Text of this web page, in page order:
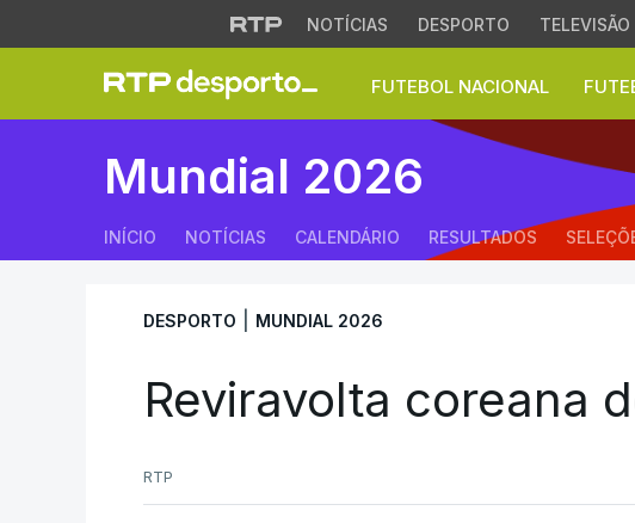
NOTÍCIAS DESPORTO TELEVISÃO
FUTEBOL NACIONAL
Reviravolta coreana
Mundial 2026
INÍCIO NOTÍCIAS CALENDÁRIO RESULTADOS
DESPORTO MUNDIAL 2026
Reviravolta coreana
RTP